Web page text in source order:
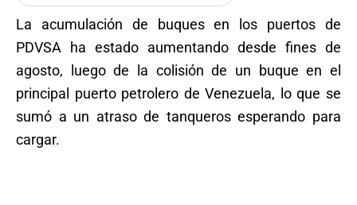
La acumulación de buques en los puertos de
PDVSA ha estado aumentando desde fines de
agosto, luego de la colisión de un buque en el
principal puerto petrolero de Venezuela, lo que se
sumó a un atraso de tanqueros esperando para
cargar.